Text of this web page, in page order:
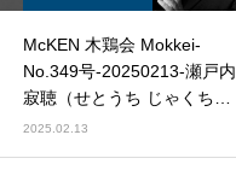
McKEN 木鶏会 Mokkei-
No.349号-20250213-瀬戸内
寂聴（せとうち じゃくちょ
う）
2025.02.13